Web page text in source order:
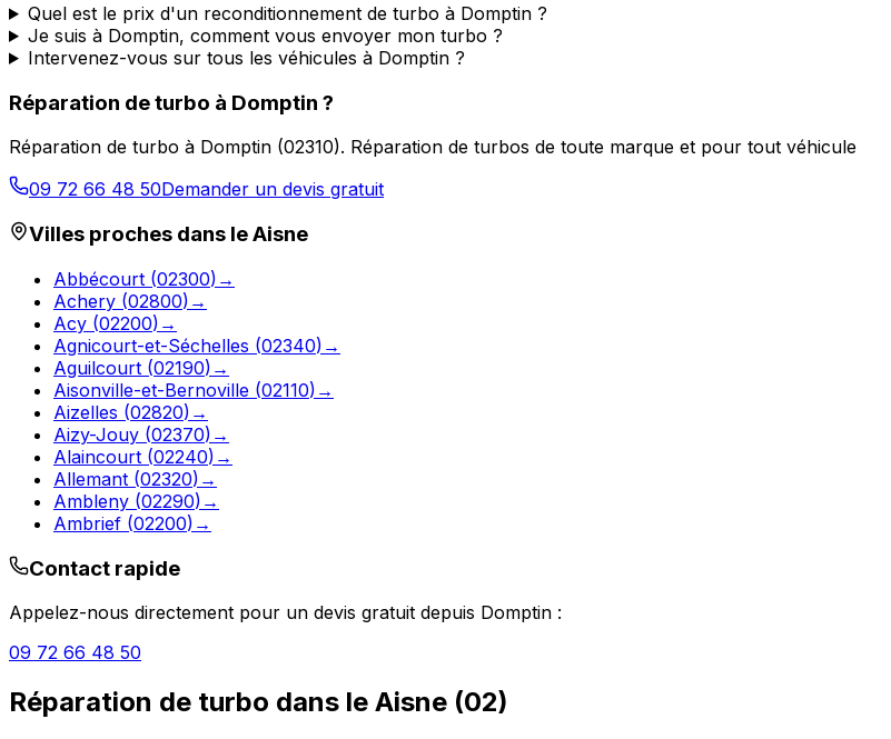
Quel est le prix d'un reconditionnement de turbo à Domptin ?
Je suis à Domptin, comment vous envoyer mon turbo ?
Intervenez-vous sur tous les véhicules à Domptin ?
Réparation de turbo à Domptin ?
Réparation de turbo à Domptin (02310). Réparation de turbos de toute marque et pour tout véhicule
09 72 66 48 50Demander un devis gratuit
Villes proches dans leAisne
Abbécourt (02300) →
Achery (02800) →
Acy (02200) →
Agnicourt-et-Séchelles (02340) →
Aguilcourt (02190) →
Aisonville-et-Bernoville (02110) →
Aizelles (02820) →
Aizy-Jouy (02370) →
Alaincourt (02240) →
Allemant (02320) →
Ambleny (02290) →
Ambrief (02200) →
Contact rapide
Appelez-nous directement pour un devis gratuit depuis Domptin :
09 72 66 48 50
Réparation de turbo dans le Aisne (02)